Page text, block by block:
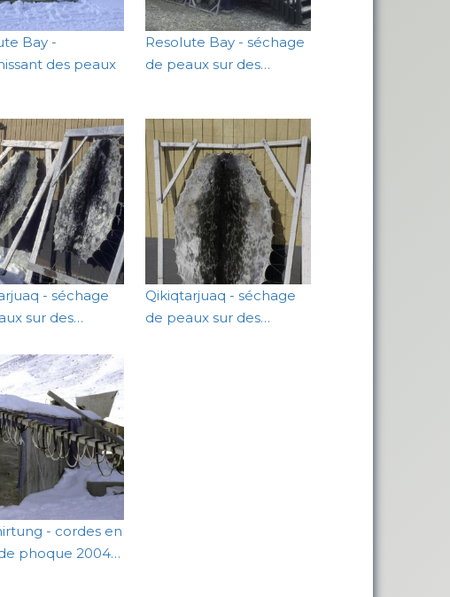
Bay -
des peaux
Resolute Bay - séchage
de peaux sur des…
- séchage
sur des…
Qikiqtarjuaq - séchage
de peaux sur des…
- cordes en
phoque 2004…